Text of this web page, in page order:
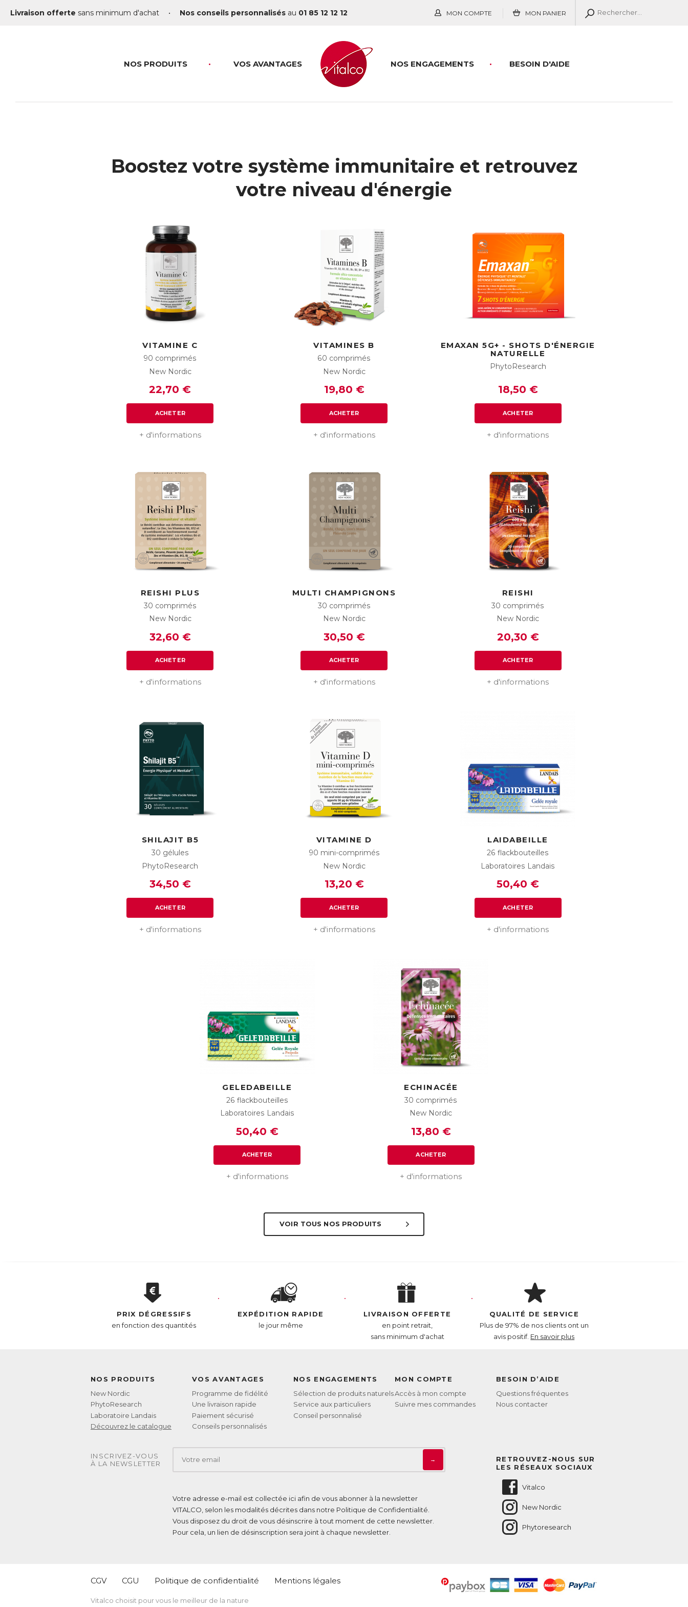
Livraison offerte sans minimum d'achat • Nos conseils personnalisés au 01 85 12 12 12 MON COMPTE MON PANIER
NOS PRODUITS VOS AVANTAGES BESOIN D'AIDE
NOS ENGAGEMENTS
Boostez votre système immunitaire et retrouvez
votre niveau d'énergie
VITAMINE C
90 comprimés
New Nordic
22,70 €
ACHETER
+ d'informations
VITAMINES B
60 comprimés
New Nordic
19,80 €
ACHETER
+ d'informations
EMAXAN 5G+ - SHOTS D'ÉNERGIE
NATURELLE
PhytoResearch
18,50 €
ACHETER
+ d'informations
REISHI PLUS
30 comprimés
New Nordic
32,60 €
ACHETER
+ d'informations
MULTI CHAMPIGNONS
30 comprimés
New Nordic
30,50 €
ACHETER
+ d'informations
REISHI
30 comprimés
New Nordic
20,30 €
ACHETER
+ d'informations
SHILAJIT B5
30 gélules
PhytoResearch
34,50 €
ACHETER
+ d'informations
VITAMINE D
90 mini-comprimés
New Nordic
13,20 €
ACHETER
+ d'informations
LAIDABEILLE
26 flackbouteilles
Laboratoires Landais
50,40 €
ACHETER
+ d'informations
GELEDABEILLE
26 flackbouteilles
Laboratoires Landais
50,40 €
ACHETER
+ d'informations
ECHINACÉE
30 comprimés
New Nordic
13,80 €
ACHETER
+ d'informations
VOIR TOUS NOS PRODUITS
PRIX DÉGRESSIFS
en fonction des quantités
EXPÉDITION RAPIDE
le jour même
LIVRAISON OFFERTE
en point retrait,
sans minimum d'achat
QUALITÉ DE SERVICE
Plus de 97% de nos clients ont un
avis positif. En savoir plus
NOS PRODUITS
New Nordic
PhytoResearch
Laboratoire Landais
Découvrez le catalogue
VOS AVANTAGES
Programme de fidélité
Une livraison rapide
Paiement sécurisé
Conseils personnalisés
NOS ENGAGEMENTS
Sélection de produits naturels
Service aux particuliers
Conseil personnalisé
MON COMPTE
Accès à mon compte
Suivre mes commandes
BESOIN D’AIDE
Questions fréquentes
Nous contacter
RETROUVEZ-NOUS SUR
LES RÉSEAUX SOCIAUX
Vitalco
New Nordic
Phytoresearch
INSCRIVEZ-VOUS
À LA NEWSLETTER
→
Votre adresse e-mail est collectée ici afin de vous abonner à la newsletter
VITALCO, selon les modalités décrites dans notre Politique de Confidentialité
Vous disposez du droit de vous désinscrire à tout moment de cette newsletter.
Pour cela, un lien de désinscription sera joint à chaque newsletter.
CGV CGU Politique de confidentialité Mentions légales
Vitalco choisit pour vous le meilleur de la nature